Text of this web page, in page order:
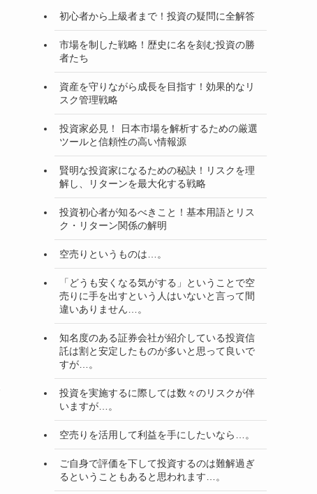
初心者から上級者まで！投資の疑問に全解答
市場を制した戦略！歴史に名を刻む投資の勝
者たち
資産を守りながら成長を目指す！効果的なリ
スク管理戦略
投資家必見！ 日本市場を解析するための厳選
ツールと信頼性の高い情報源
賢明な投資家になるための秘訣！リスクを理
解し、リターンを最大化する戦略
投資初心者が知るべきこと！基本用語とリス
ク・リターン関係の解明
空売りというものは…。
「どうも安くなる気がする」ということで空
売りに手を出すという人はいないと言って間
違いありません…。
知名度のある証券会社が紹介している投資信
託は割と安定したものが多いと思って良いで
すが…。
投資を実施するに際しては数々のリスクが伴
いますが…。
空売りを活用して利益を手にしたいなら…。
ご自身で評価を下して投資するのは難解過ぎ
るということもあると思われます…。